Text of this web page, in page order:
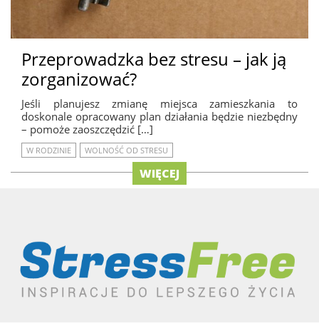
Przeprowadzka bez stresu – jak ją
zorganizować?
Jeśli planujesz zmianę miejsca zamieszkania to
doskonale opracowany plan działania będzie niezbędny
– pomoże zaoszczędzić […]
W RODZINIE WOLNOŚĆ OD STRESU
WIĘCEJ